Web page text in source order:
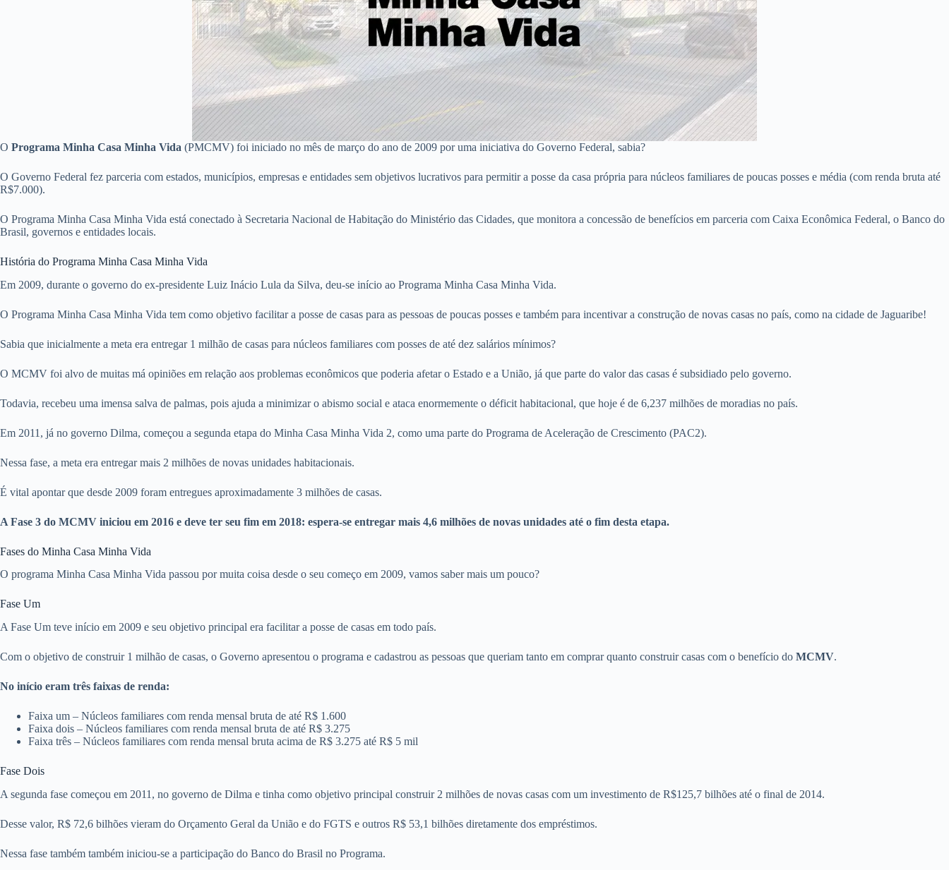
O Programa Minha Casa Minha Vida (PMCMV) foi iniciado no mês de março do ano de 2009 por uma iniciativa do Governo Federal, sabia?
O Governo Federal fez parceria com estados, municípios, empresas e entidades sem objetivos lucrativos para permitir a posse da casa própria para núcleos familiares de poucas posses e média (com renda bruta até
R$7.000).
O Programa Minha Casa Minha Vida está conectado à Secretaria Nacional de Habitação do Ministério das Cidades, que monitora a concessão de benefícios em parceria com Caixa Econômica Federal, o Banco do
Brasil, governos e entidades locais.
História do Programa Minha Casa Minha Vida
Em 2009, durante o governo do ex-presidente Luiz Inácio Lula da Silva, deu-se início ao Programa Minha Casa Minha Vida.
O Programa Minha Casa Minha Vida tem como objetivo facilitar a posse de casas para as pessoas de poucas posses e também para incentivar a construção de novas casas no país, como na cidade de Jaguaribe!
Sabia que inicialmente a meta era entregar 1 milhão de casas para núcleos familiares com posses de até dez salários mínimos?
O MCMV foi alvo de muitas má opiniões em relação aos problemas econômicos que poderia afetar o Estado e a União, já que parte do valor das casas é subsidiado pelo governo.
Todavia, recebeu uma imensa salva de palmas, pois ajuda a minimizar o abismo social e ataca enormemente o déficit habitacional, que hoje é de 6,237 milhões de moradias no país.
Em 2011, já no governo Dilma, começou a segunda etapa do Minha Casa Minha Vida 2, como uma parte do Programa de Aceleração de Crescimento (PAC2).
Nessa fase, a meta era entregar mais 2 milhões de novas unidades habitacionais.
É vital apontar que desde 2009 foram entregues aproximadamente 3 milhões de casas.
A Fase 3 do MCMV iniciou em 2016 e deve ter seu fim em 2018: espera-se entregar mais 4,6 milhões de novas unidades até o fim desta etapa.
Fases do Minha Casa Minha Vida
O programa Minha Casa Minha Vida passou por muita coisa desde o seu começo em 2009, vamos saber mais um pouco?
Fase Um
A Fase Um teve início em 2009 e seu objetivo principal era facilitar a posse de casas em todo país.
Com o objetivo de construir 1 milhão de casas, o Governo apresentou o programa e cadastrou as pessoas que queriam tanto em comprar quanto construir casas com o benefício do MCMV.
No início eram três faixas de renda:
Faixa um – Núcleos familiares com renda mensal bruta de até R$ 1.600
Faixa dois – Núcleos familiares com renda mensal bruta de até R$ 3.275
Faixa três – Núcleos familiares com renda mensal bruta acima de R$ 3.275 até R$ 5 mil
Fase Dois
A segunda fase começou em 2011, no governo de Dilma e tinha como objetivo principal construir 2 milhões de novas casas com um investimento de R$125,7 bilhões até o final de 2014.
Desse valor, R$ 72,6 bilhões vieram do Orçamento Geral da União e do FGTS e outros R$ 53,1 bilhões diretamente dos empréstimos.
Nessa fase também também iniciou-se a participação do Banco do Brasil no Programa.